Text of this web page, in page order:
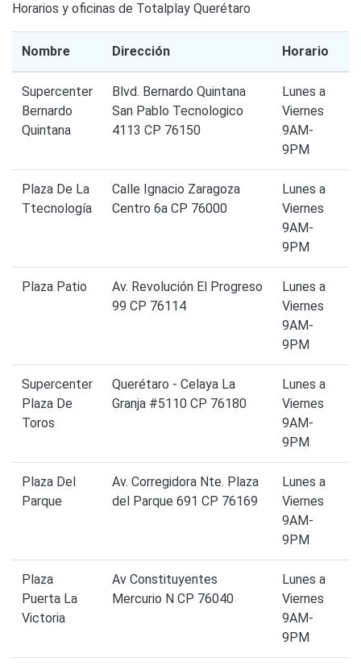
Horarios y oficinas de Totalplay Querétaro
Nombre Dirección Horario
Supercenter
Bernardo
Quintana
Blvd. Bernardo Quintana
San Pablo Tecnologico
4113 CP 76150
Lunes a
Viernes
9AM-
9PM
Plaza De La
Ttecnología
Calle Ignacio Zaragoza
Centro 6a CP 76000
Lunes a
Viernes
9AM-
9PM
Plaza Patio
Av. Revolución El Progreso
99 CP 76114
Lunes a
Viernes
9AM-
9PM
Supercenter
Plaza De
Toros
Querétaro - Celaya La
Granja #5110 CP 76180
Lunes a
Viernes
9AM-
9PM
Plaza Del
Parque
Av. Corregidora Nte. Plaza
del Parque 691 CP 76169
Lunes a
Viernes
9AM-
9PM
Plaza
Puerta La
Victoria
Av Constituyentes
Mercurio N CP 76040
Lunes a
Viernes
9AM-
9PM